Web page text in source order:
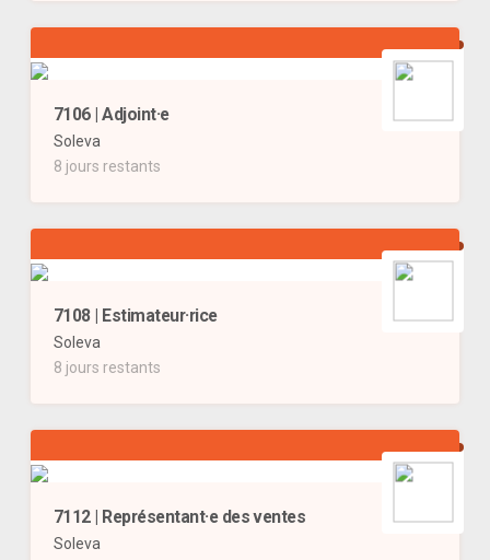
7106 | Adjoint·e
Soleva
8 jours restants
7108 | Estimateur·rice
Soleva
8 jours restants
7112 | Représentant·e des ventes
Soleva